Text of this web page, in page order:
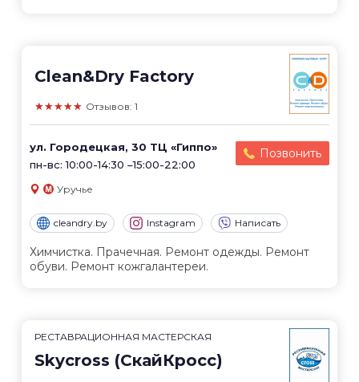
Clean&Dry Factory
★★★★★ Отзывов: 1
ул. Городецкая, 30 ТЦ «Гиппо»
пн-вс: 10:00-14:30 –15:00-22:00
Позвонить
Уручье
cleandry.by Instagram Написать
Химчистка. Прачечная. Ремонт одежды. Ремонт
обуви. Ремонт кожгалантереи.
РЕСТАВРАЦИОННАЯ МАСТЕРСКАЯ
Skycross (СкайКросс)